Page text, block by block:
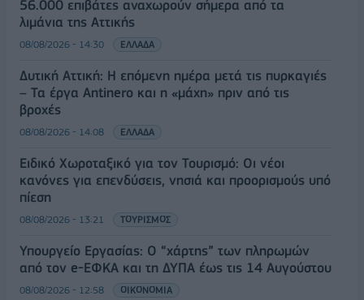
56.000 επιβάτες αναχωρούν σήμερα από τα
λιμάνια της Αττικής
08/08/2026 - 14:30 ΕΛΛΑΔΑ
Δυτική Αττική: Η επόμενη ημέρα μετά τις πυρκαγιές
– Τα έργα Antinero και η «μάχη» πριν από τις
βροχές
08/08/2026 - 14:08 ΕΛΛΑΔΑ
Ειδικό Χωροταξικό για τον Τουρισμό: Οι νέοι
κανόνες για επενδύσεις, νησιά και προορισμούς υπό
πίεση
08/08/2026 - 13:21 ΤΟΥΡΙΣΜΟΣ
Υπουργείο Εργασίας: Ο “χάρτης” των πληρωμών
από τον e-ΕΦΚΑ και τη ΔΥΠΑ έως τις 14 Αυγούστου
08/08/2026 - 12:58 ΟΙΚΟΝΟΜΙΑ